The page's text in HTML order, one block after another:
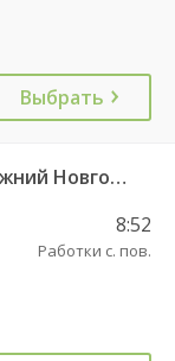
Выбрать
Чебоксары Центральный АВ — Нижний Новгород АВ Канавинский 501.
8:52
Работки с. пов.